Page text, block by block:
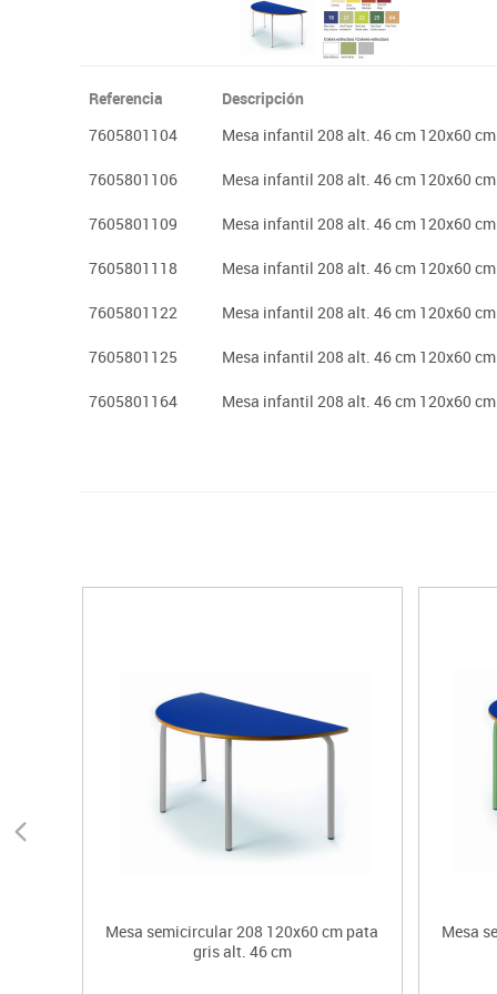
Referencia Descripción
7605801104
Mesa infantil 208 alt. 46 cm 120x60
7605801106 Mesa infantil 208 alt. 46 cm 120x60
7605801109 Mesa infantil 208 alt. 46 cm 120x60
7605801118 Mesa infantil 208 alt. 46 cm 120x60
7605801122 Mesa infantil 208 alt. 46 cm 120x60
7605801125 Mesa infantil 208 alt. 46 cm 120x60
7605801164 Mesa infantil 208 alt. 46 cm 120x60
Mesa semicircular 208 120x60 cm pata
gris alt. 46 cm
Mesa